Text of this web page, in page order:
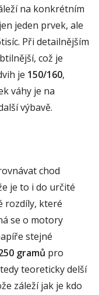
na konkrétním
jeden prvek, ale
Při detailnějším
což je
je 150/160,
váhy je na
výbavě.
chod
je to i do určité
rozdíly, které
se o motory
stejné
gramů pro
teoreticky delší
záleží jak je kdo